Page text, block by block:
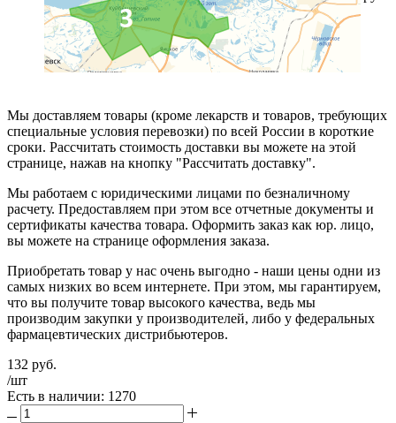
Мы доставляем товары (кроме лекарств и товаров, требующих
специальные условия перевозки) по всей России в короткие
сроки. Рассчитать стоимость доставки вы можете на этой
странице, нажав на кнопку "Рассчитать доставку".
Мы работаем с юридическими лицами по безналичному
расчету. Предоставляем при этом все отчетные документы и
сертификаты качества товара. Оформить заказ как юр. лицо,
вы можете на странице оформления заказа.
Приобретать товар у нас очень выгодно - наши цены одни из
самых низких во всем интернете. При этом, мы гарантируем,
что вы получите товар высокого качества, ведь мы
производим закупки у производителей, либо у федеральных
фармацевтических дистрибьютеров.
132 руб.
/шт
Есть в наличии: 1270